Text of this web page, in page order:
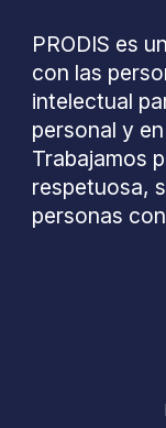
PRODIS es
con las
intelectual
personal y
Trabajamos
respetuosa,
personas